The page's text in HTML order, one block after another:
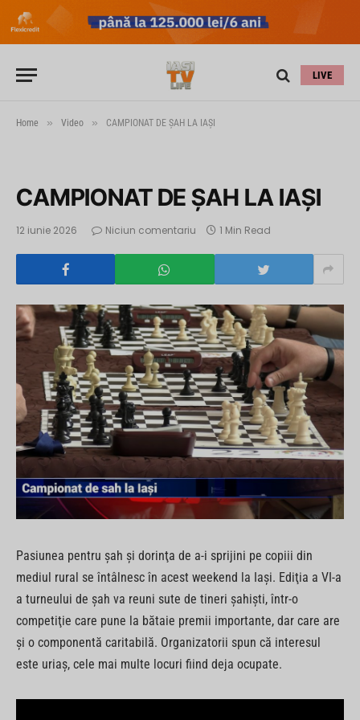
LIVE
Home » Video » CAMPIONAT DE ŞAH LA IAŞI
CAMPIONAT DE ŞAH LA IAŞI
12 iunie 2026 Niciun comentariu 1 Min Read
Pasiunea pentru şah şi dorinţa de a-i sprijini pe copiii din
mediul rural se întâlnesc în acest weekend la Iaşi. Ediţia a VI-a
a turneului de şah va reuni sute de tineri şahişti, într-o
competiţie care pune la bătaie premii importante, dar care are
şi o componentă caritabilă. Organizatorii spun că interesul
este uriaş, cele mai multe locuri fiind deja ocupate.